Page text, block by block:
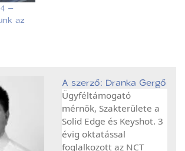
–
az
A szerző: Dranka Gergő
Ügyféltámogató
mérnök, Szakterülete a
Solid Edge és Keyshot. 3
évig oktatással
foglalkozott az NCT